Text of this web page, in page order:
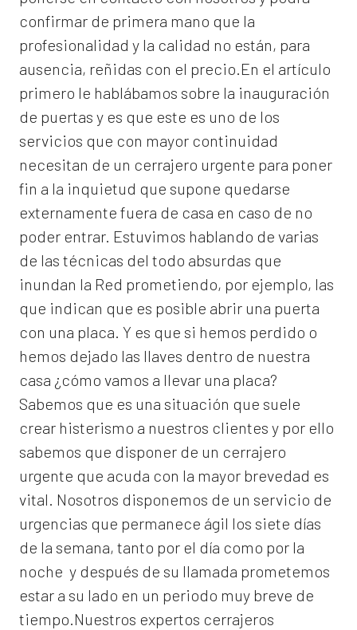
confirmar de primera mano que la
profesionalidad y la calidad no están, para
ausencia, reñidas con el precio.En el artículo
primero le hablábamos sobre la inauguración
de puertas y es que este es uno de los
servicios que con mayor continuidad
necesitan de un cerrajero urgente para poner
fin a la inquietud que supone quedarse
externamente fuera de casa en caso de no
poder entrar. Estuvimos hablando de varias
de las técnicas del todo absurdas que
inundan la Red prometiendo, por ejemplo, las
que indican que es posible abrir una puerta
con una placa. Y es que si hemos perdido o
hemos dejado las llaves dentro de nuestra
casa ¿cómo vamos a llevar una placa?
Sabemos que es una situación que suele
crear histerismo a nuestros clientes y por ello
sabemos que disponer de un cerrajero
urgente que acuda con la mayor brevedad es
vital. Nosotros disponemos de un servicio de
urgencias que permanece ágil los siete días
de la semana, tanto por el día como por la
noche y después de su llamada prometemos
estar a su lado en un periodo muy breve de
tiempo.Nuestros expertos cerrajeros